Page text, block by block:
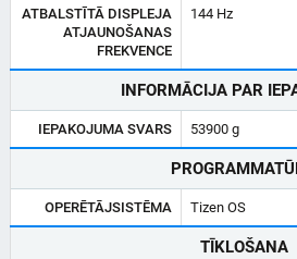
ATBALSTĪTĀ DISPLEJA
ATJAUNOŠANAS
FREKVENCE
144 Hz
INFORMĀCIJA PAR
IEPAKOJUMA SVARS 53900 g
OPERĒTĀJSISTĒMA Tizen OS
TĪKLOŠANA